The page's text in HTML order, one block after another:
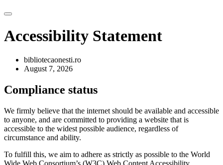
Accessibility Statement
bibliotecaonesti.ro
August 7, 2026
Compliance status
We firmly believe that the internet should be available and accessible
to anyone, and are committed to providing a website that is
accessible to the widest possible audience, regardless of
circumstance and ability.
To fulfill this, we aim to adhere as strictly as possible to the World
Wide Web Consortium’s (W3C) Web Content Accessibility